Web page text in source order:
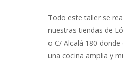
Todo este taller se
nuestras tiendas de
o C/ Alcalá 180
una cocina amplia y